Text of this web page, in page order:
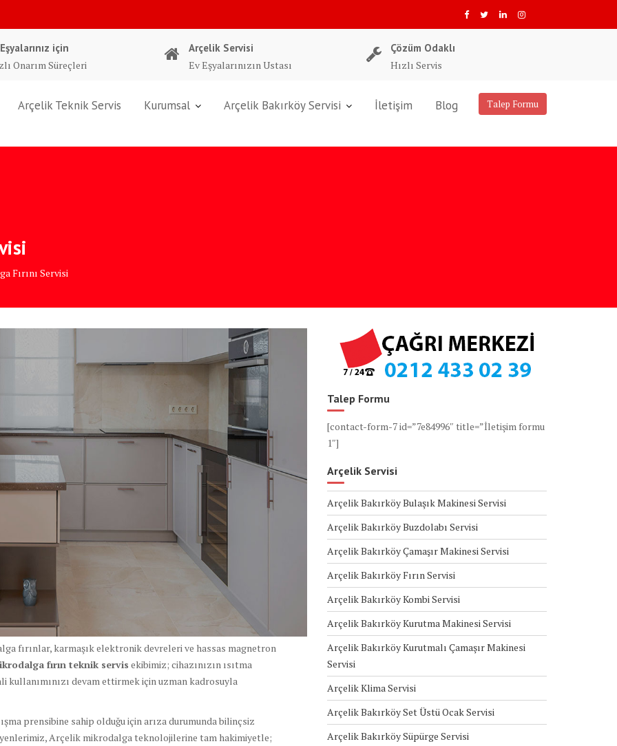
için
Onarım Süreçleri
Arçelik Servisi
Ev Eşyalarınızın Ustası
Çözüm Odaklı
Hızlı Servis
Talep Formu
Arçelik Teknik Servis Kurumsal Arçelik Bakırköy Servisi İletişim Blog
Fırını Servisi
fırınlar, karmaşık elektronik devreleri ve hassas magnetron
fırın teknik servis ekibimiz; cihazınızın ısıtma
kullanımınızı devam ettirmek için uzman kadrosuyla
prensibine sahip olduğu için arıza durumunda bilinçsiz
Arçelik mikrodalga teknolojilerine tam hakimiyetle;
Talep Formu
[contact-form-7 id=”7e84996″ title=”İletişim formu
1″]
Arçelik Servisi
Arçelik Bakırköy Bulaşık Makinesi Servisi
Arçelik Bakırköy Buzdolabı Servisi
Arçelik Bakırköy Çamaşır Makinesi Servisi
Arçelik Bakırköy Fırın Servisi
Arçelik Bakırköy Kombi Servisi
Arçelik Bakırköy Kurutma Makinesi Servisi
Arçelik Bakırköy Kurutmalı Çamaşır Makinesi
Servisi
Arçelik Klima Servisi
Arçelik Bakırköy Set Üstü Ocak Servisi
Arçelik Bakırköy Süpürge Servisi